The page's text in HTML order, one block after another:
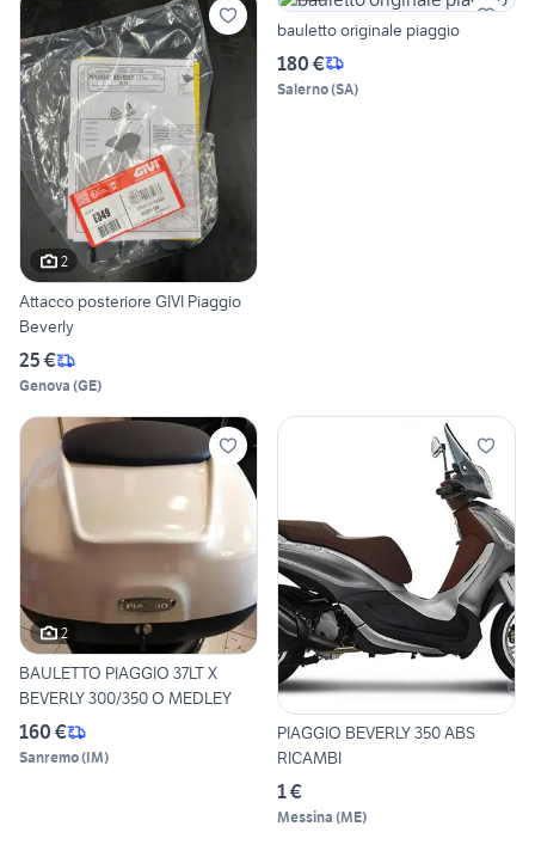
2
Attacco posteriore GIVI Piaggio
Beverly
25 €
Genova (GE)
bauletto originale piaggio
180 €
Salerno(SA)
2
BAULETTO PIAGGIO 37LT X
BEVERLY 300/350 O MEDLEY
160 €
Sanremo(IM)
PIAGGIO BEVERLY 350 ABS
RICAMBI
1 €
Messina (ME)